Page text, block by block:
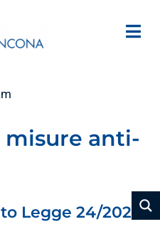
anti-
Legge 24/2022